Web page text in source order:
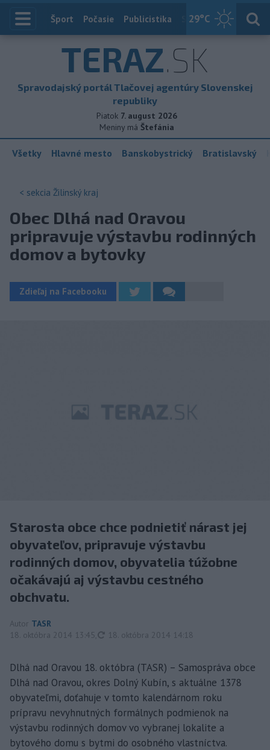
29°C
Index
Šport Počasie Publicistika Slovensko
TERAZ.SK
Spravodajský portál Tlačovej agentúry Slovenskej
republiky
Piatok 7. august 2026
Meniny má Štefánia
Všetky Hlavné mesto Banskobystrický Bratislavský
< sekcia Žilinský kraj
Obec Dlhá nad Oravou
pripravuje výstavbu rodinných
domov a bytovky
Zdieľaj na Facebooku
Starosta obce chce podnietiť nárast jej
obyvateľov, pripravuje výstavbu
rodinných domov, obyvatelia túžobne
očakávajú aj výstavbu cestného
obchvatu.
Autor TASR
18. októbra 2014 13:45
aktualizované
18. októbra 2014 14:18
Dlhá nad Oravou 18. októbra (TASR) – Samospráva obce
Dlhá nad Oravou, okres Dolný Kubín, s aktuálne 1378
obyvateľmi, doťahuje v tomto kalendárnom roku
prípravu nevyhnutných formálnych podmienok na
výstavbu rodinných domov vo vybranej lokalite a
bytového domu s bytmi do osobného vlastníctva.